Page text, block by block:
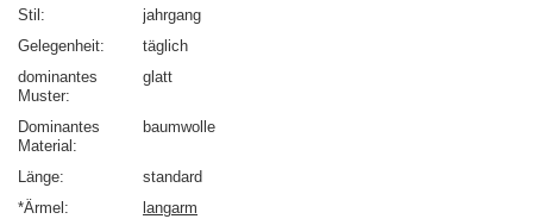
Stil
jahrgang
Gelegenheit
täglich
dominantes
Muster
glatt
Dominantes
Material
baumwolle
Länge
standard
*Ärmel
langarm